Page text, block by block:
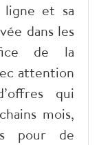
ligne et sa
dans les
de la
attention
qui
mois,
pour de